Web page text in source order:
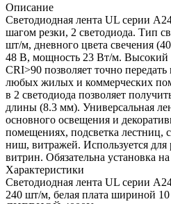
Описание
Светодиодная лента UL серии
шагом резки, 2 светодиода. Тип
шт/м, дневного цвета свечения
48 В, мощность 23 Вт/м. Высокий
CRI>90 позволяет точно
любых жилых и коммерческих
в 2 светодиода позволяет
длины (8.3 мм). Универсальная
основного освещения и
помещениях, подсветка лестниц,
ниш, витражей. Используется
витрин. Обязательна установка
Характеристики
Светодиодная лента UL серии
240 шт/м, белая плата шириной